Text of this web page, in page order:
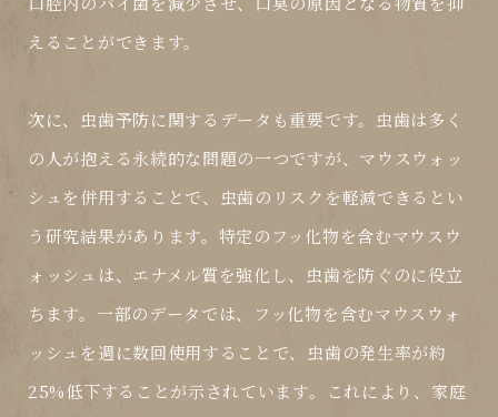
えることができます。
次に、虫歯予防に関するデータも重要です。虫歯は多く
の人が抱える永続的な問題の一つですが、マウスウォッ
シュを併用することで、虫歯のリスクを軽減できるとい
う研究結果があります。特定のフッ化物を含むマウスウ
ォッシュは、エナメル質を強化し、虫歯を防ぐのに役立
ちます。一部のデータでは、フッ化物を含むマウスウォ
ッシュを週に数回使用することで、虫歯の発生率が約
25%低下することが示されています。これにより、家庭